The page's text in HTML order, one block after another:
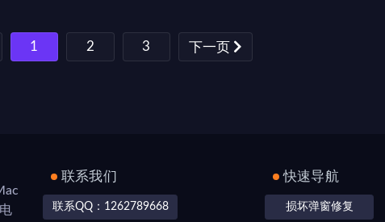
1 2 3 下一页
联系我们
联系QQ：1262789668
快速导航
损坏弹窗修复